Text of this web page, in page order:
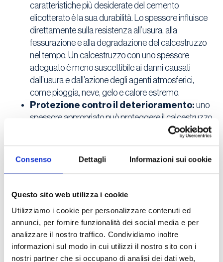
Consenso Dettagli Informazioni sui cookie
Questo sito web utilizza i cookie
Utilizziamo i cookie per personalizzare contenuti ed
annunci, per fornire funzionalità dei social media e per
analizzare il nostro traffico. Condividiamo inoltre
informazioni sul modo in cui utilizzi il nostro sito con i
nostri partner che si occupano di analisi dei dati web,
caratteristiche più desiderate del cemento
elicotterato è la sua durabilità. Lo spessore influisce
direttamente sulla resistenza all’usura, alla
fessurazione e alla degradazione del calcestruzzo
nel tempo. Un calcestruzzo con uno spessore
adeguato è meno suscettibile ai danni causati
dall’usura e dall’azione degli agenti atmosferici,
come pioggia, neve, gelo e calore estremo.
Protezione contro il deterioramento: uno
spessore appropriato può proteggere il calcestruzzo
da problemi comuni come il deterioramento
prossimità di sostanze chimiche, uno spessore
nel calcestruzzo e danneggiarlo.
progettazione e costruzione del cemento
elicotterato, è essenziale assicurarsi che lo spessore
della pavimentazione sia in conformità con le
normative locali e le specifiche del progetto. Le